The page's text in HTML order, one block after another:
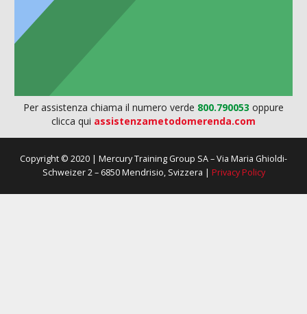
Per assistenza chiama il numero verde 800.790053 oppure
clicca qui assistenzametodomerenda.com
Copyright © 2020 | Mercury Training Group SA – Via Maria Ghioldi-
Schweizer 2 – 6850 Mendrisio, Svizzera | Privacy Policy